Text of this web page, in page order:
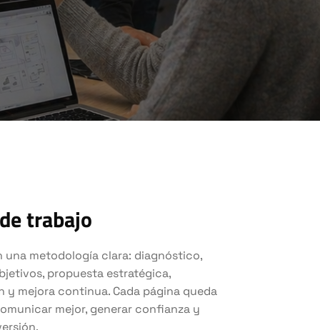
trabajo
una metodología clara: diagnóstico,
propuesta estratégica,
y mejora continua. Cada página queda
mejor, generar confianza y